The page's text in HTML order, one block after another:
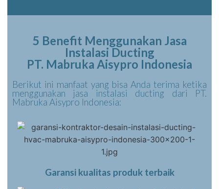
5 Benefit Menggunakan Jasa
Instalasi Ducting
PT. Mabruka Aisypro Indonesia
Berikut ini manfaat yang bisa Anda terima ketika
menggunakan jasa instalasi ducting dari PT.
Mabruka Aisypro Indonesia:
Garansi kualitas produk terbaik